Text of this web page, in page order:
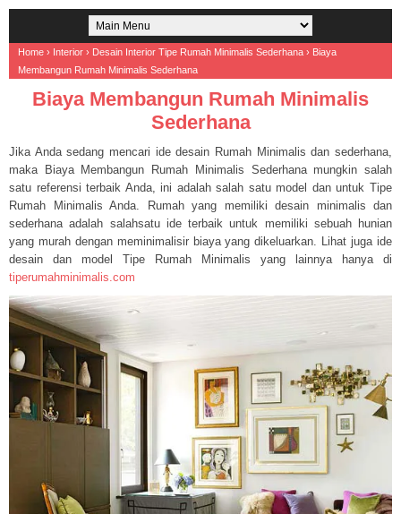
Home › Interior › Desain Interior Tipe Rumah Minimalis Sederhana › Biaya
Membangun Rumah Minimalis Sederhana
Biaya Membangun Rumah Minimalis
Sederhana
Jika Anda sedang mencari ide desain Rumah Minimalis dan sederhana,
maka Biaya Membangun Rumah Minimalis Sederhana mungkin salah
satu referensi terbaik Anda, ini adalah salah satu model dan untuk Tipe
Rumah Minimalis Anda. Rumah yang memiliki desain minimalis dan
sederhana adalah salahsatu ide terbaik untuk memiliki sebuah hunian
yang murah dengan meminimalisir biaya yang dikeluarkan. Lihat juga ide
desain dan model Tipe Rumah Minimalis yang lainnya hanya di
tiperumahminimalis.com